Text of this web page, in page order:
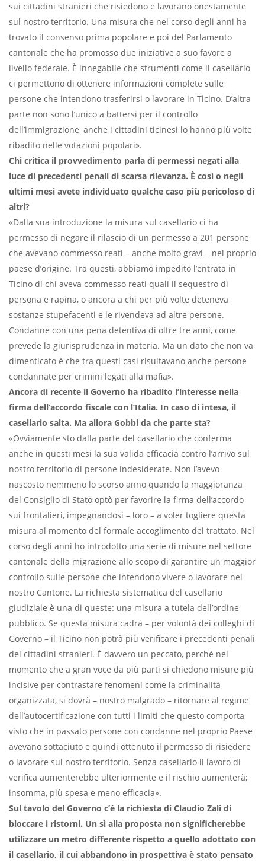
sui cittadini stranieri che risiedono e lavorano onestamente
sul nostro territorio. Una misura che nel corso degli anni ha
trovato il consenso prima popolare e poi del Parlamento
cantonale che ha promosso due iniziative a suo favore a
livello federale. È innegabile che strumenti come il casellario
ci permettono di ottenere informazioni complete sulle
persone che intendono trasferirsi o lavorare in Ticino. D’altra
parte non sono l’unico a battersi per il controllo
dell’immigrazione, anche i cittadini ticinesi lo hanno più volte
ribadito nelle votazioni popolari».
Chi critica il provvedimento parla di permessi negati alla
luce di precedenti penali di scarsa rilevanza. È così o negli
ultimi mesi avete individuato qualche caso più pericoloso di
altri?
«Dalla sua introduzione la misura sul casellario ci ha
permesso di negare il rilascio di un permesso a 201 persone
che avevano commesso reati – anche molto gravi – nel proprio
paese d’origine. Tra questi, abbiamo impedito l’entrata in
Ticino di chi aveva commesso reati quali il sequestro di
persona e rapina, o ancora a chi per più volte deteneva
sostanze stupefacenti e le rivendeva ad altre persone.
Condanne con una pena detentiva di oltre tre anni, come
prevede la giurisprudenza in materia. Ma un dato che non va
dimenticato è che tra questi casi risultavano anche persone
condannate per crimini legati alla mafia».
Ancora di recente il Governo ha ribadito l’interesse nella
firma dell’accordo fiscale con l’Italia. In caso di intesa, il
casellario salta. Ma allora Gobbi da che parte sta?
«Ovviamente sto dalla parte del casellario che conferma
anche in questi mesi la sua valida efficacia contro l’arrivo sul
nostro territorio di persone indesiderate. Non l’avevo
nascosto nemmeno lo scorso anno quando la maggioranza
del Consiglio di Stato optò per favorire la firma dell’accordo
sui frontalieri, impegnandosi – loro – a voler togliere questa
misura al momento del formale accoglimento del trattato. Nel
corso degli anni ho introdotto una serie di misure nel settore
cantonale della migrazione allo scopo di garantire un maggior
controllo sulle persone che intendono vivere o lavorare nel
nostro Cantone. La richiesta sistematica del casellario
giudiziale è una di queste: una misura a tutela dell’ordine
pubblico. Se questa misura cadrà – per volontà dei colleghi di
Governo – il Ticino non potrà più verificare i precedenti penali
dei cittadini stranieri. È davvero un peccato, perché nel
momento che a gran voce da più parti si chiedono misure più
incisive per contrastare fenomeni come la criminalità
organizzata, si dovrà – nostro malgrado – ritornare al regime
dell’autocertificazione con tutti i limiti che questo comporta,
visto che in passato persone con condanne nel proprio Paese
avevano sottaciuto e quindi ottenuto il permesso di risiedere
o lavorare sul nostro territorio. Senza casellario il lavoro di
verifica aumenterebbe ulteriormente e il rischio aumenterà;
insomma, più spesa e meno efficacia».
Sul tavolo del Governo c’è la richiesta di Claudio Zali di
bloccare i ristorni. Un sì alla proposta non significherebbe
utilizzare un metro differente rispetto a quello adottato con
il casellario, il cui abbandono in prospettiva è stato pensato